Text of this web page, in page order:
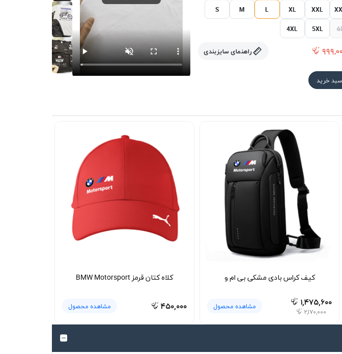
S M L XL XXL
4XL 5XL
راهنمای سایزبندی
سبد خرید
کیف کراس بادی مشکی بی ام و
۱,۴۷۵,۶۰۰
۲,۱۷۰,۰۰۰
مشاهده محصول
کلاه کتان قرمز BMW Motorsport
۴۵۰,۰۰۰ مشاهده محصول